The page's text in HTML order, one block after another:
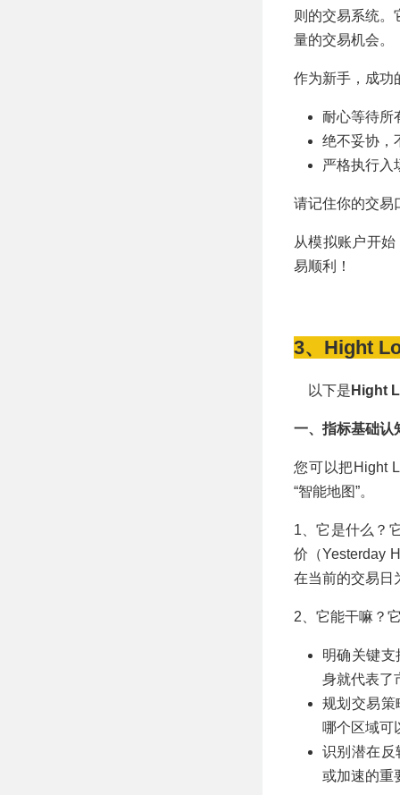
则的交易系统。
量的交易机会。
作为新手，成功
耐心等待所
绝不妥协，
严格执行入
请记住你的交易
从模拟账户开
易顺利！
3、Hight
以下是 Hight
一、指标基础认
您可以把Hight
“智能地图”。
1、它是什么？
价（Yesterday
在当前的交易日
2、它能干嘛？
明确关键
身就代表了
规划交易策
哪个区域可
识别潜在反
或加速的重